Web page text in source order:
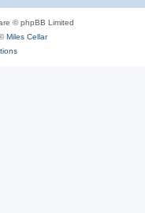
© phpBB Limited
Miles Cellar